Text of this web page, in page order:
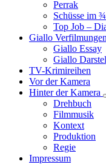
Perrak
Schüsse im
Top Job –
Giallo Verfilmungen
Giallo Essay
Giallo
TV-Krimireihen
Vor der Kamera
Hinter der Kamera
Drehbuch
Filmmusik
Kontext
Produktion
Regie
Impressum